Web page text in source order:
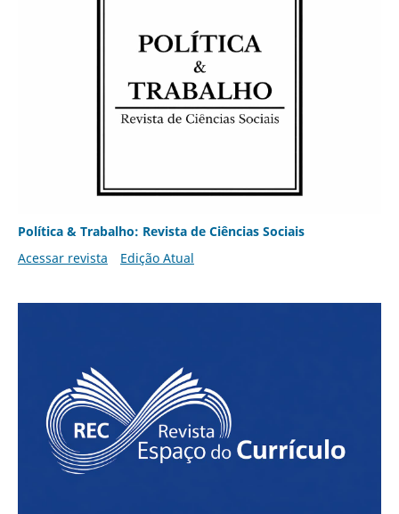
Política & Trabalho: Revista de Ciências Sociais
Acessar revista
Edição Atual